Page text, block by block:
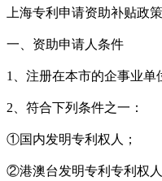
上海专利申请资助补贴政策
一、资助申请人条件
1、注册在本市的企事业单
2、符合下列条件之一：
①国内发明专利权人；
②港澳台发明专利专利权人